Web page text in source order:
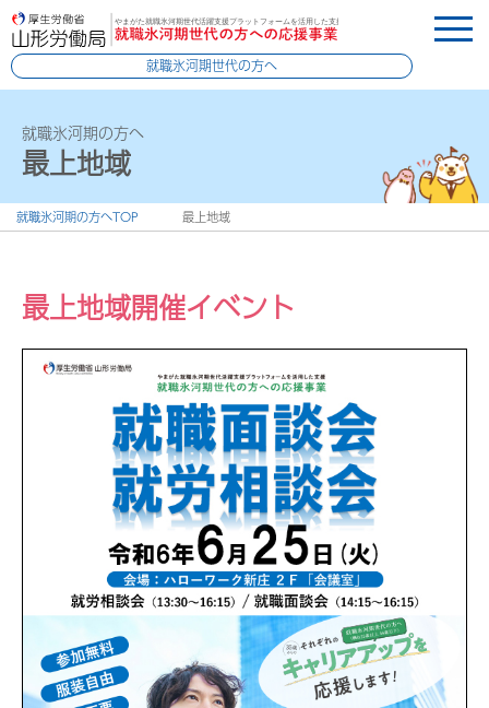
就職氷河期世代の方へ
就職氷河期の方へ
最上地域
就職氷河期の方へTOP 最上地域
最上地域開催イベント